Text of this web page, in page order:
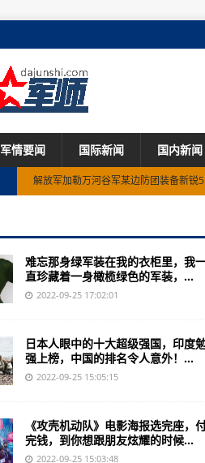
军情要闻 国际新闻 国内新闻
解放军加勒万河谷军某边防团装备新锐
美国为何不敢向俄罗斯下手？真相令国人
世界顶级的十款无人机，中国竟然有这
美军在欧洲根本没有采取守势，而是强
【难忘那身绿军装醉里挑灯会员】在我
美国航天局的秘密太空计划，你知道几个
原解放军炮兵指挥学院成立新的中国人
俄媒：中国计划再建一艘常规动力航母
第18军空降军在全球任一地区迅速部署
全球掀起新一轮“加息潮”，债务危机会接
难忘那身绿军装在我的衣柜里，我
直珍藏着一身橄榄绿色的军装，...
2022-09-25 17:02:01
日本人眼中的十大超级强国，印度
强上榜，中国的排名令人意外！...
2022-09-25 15:05:15
《攻壳机动队》电影海报选完座，
完钱，到你想跟朋友炫耀的时候...
2022-09-25 15:03:48